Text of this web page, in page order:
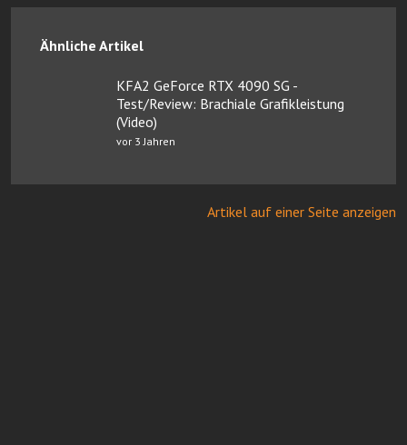
Ähnliche Artikel
KFA2 GeForce RTX 4090 SG -
Test/Review: Brachiale Grafikleistung
(Video)
vor 3 Jahren
Artikel auf einer Seite anzeigen